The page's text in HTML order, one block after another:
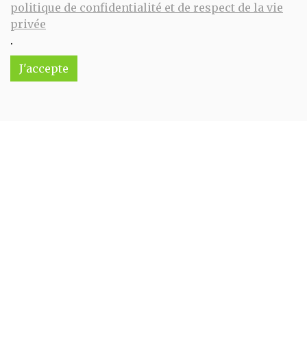
politique de confidentialité et de respect de la vie
privée
.
J'accepte
4.99€/pc
Réception souhaitée le